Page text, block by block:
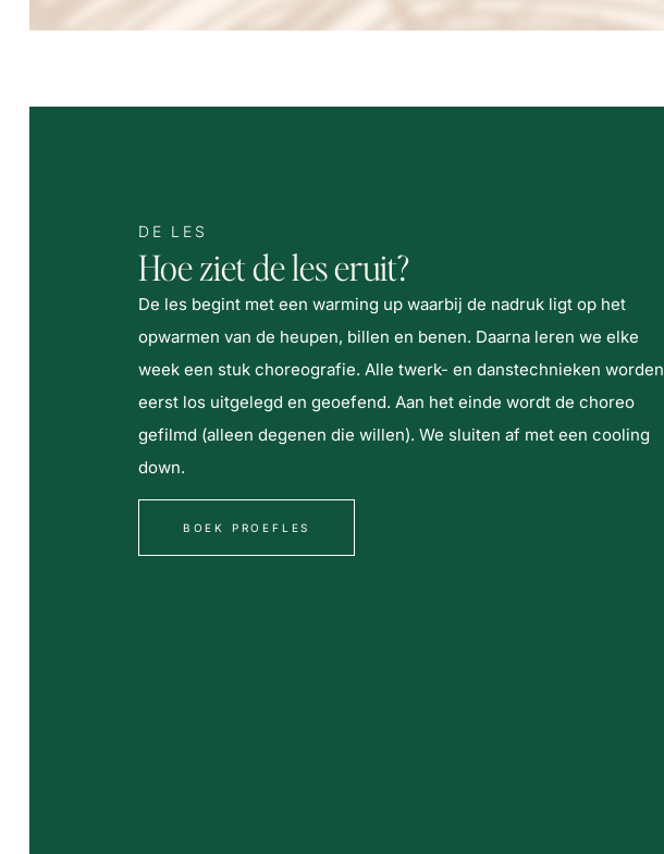
DE LES
Hoe ziet de les eruit?
De les begint met een warming up waarbij de nadruk ligt op het
opwarmen van de heupen, billen en benen. Daarna leren we elke
week een stuk choreografie. Alle twerk- en danstechnieken worden
eerst los uitgelegd en geoefend. Aan het einde wordt de choreo
gefilmd (alleen degenen die willen). We sluiten af met een cooling
down.
BOEK PROEFLES